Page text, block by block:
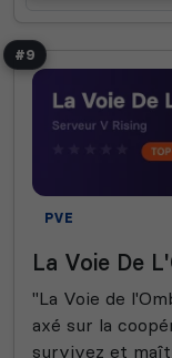
#9
PVE
La Voie De
"La Voie de
axé sur la
survivez et